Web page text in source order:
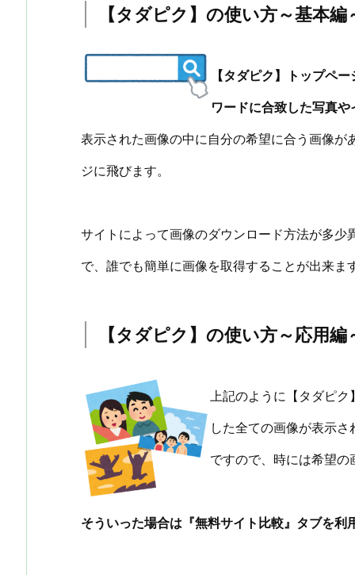
【タダピク】の使い方～基本編
【タダピク】トップペ
ワードに合致した写真
表示された画像の中に自分の希望に合う画像
ジに飛びます。
サイトによって画像のダウンロード方法が多
で、誰でも簡単に画像を取得することが出来ま
【タダピク】の使い方～応用編
上記のように【タダピ
した全ての画像が表示
ですので、時には希望
そういった場合は『無料サイト比較』タブを